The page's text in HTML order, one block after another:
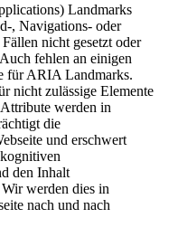
Landmarks
, Navigations- oder
nicht gesetzt oder
fehlen an einigen
für ARIA Landmarks.
nicht zulässige Elemente
werden in
die
und erschwert
den Inhalt
werden dies in
nach und nach